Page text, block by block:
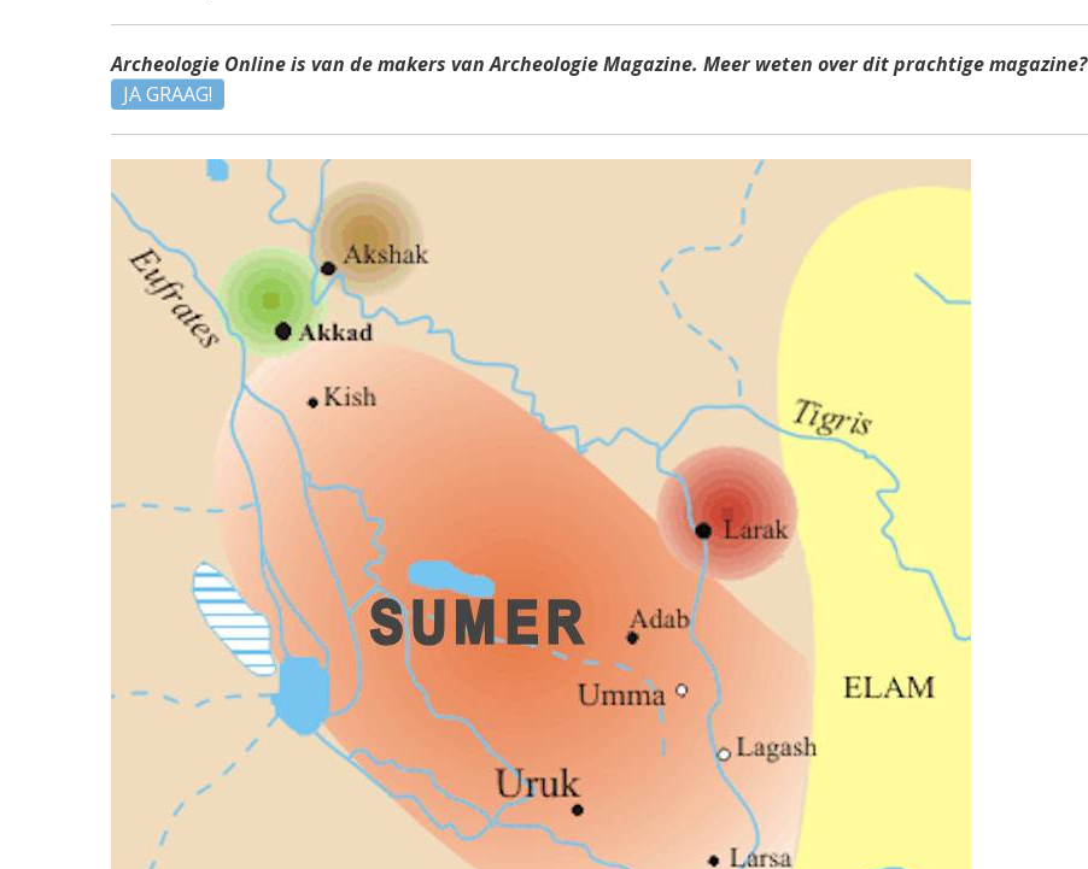
Archeologie Online is van de makers van Archeologie Magazine. Meer weten over dit prachtige magazine?
JA GRAAG!